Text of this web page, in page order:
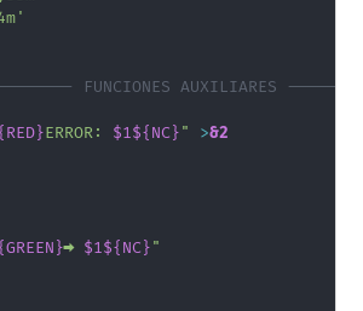
FUNCIONES AUXILIARES
ERROR: $1${NC}" >&2
➡️ $1${NC}"